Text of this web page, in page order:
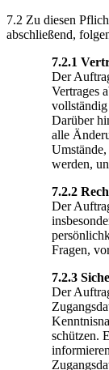
7.2 Zu diesen
abschließend,
7.2.1
Der
Vertrages
vollständig
Darüber
alle
werden,
7.2.2
Der
Fragen,
7.2.3
Der
schützen.